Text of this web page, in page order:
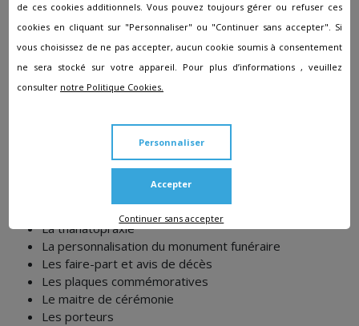
généralement compris entre 3 200 et 4 900 euros pour
une inhumation ou une crémation.
Ce tarif comprend des services obligatoires :
Les taxes d'inhumation (en fonction des villes)
Une plaque gravée avec l'identité du défunt
La thanatopraxie
La personnalisation du monument funéraire
Les faire-part et avis de décès
Les plaques commémoratives
Le maitre de cérémonie
Les porteurs
de ces cookies additionnels. Vous pouvez toujours gérer ou refuser ces
cookies en cliquant sur "Personnaliser" ou "Continuer sans accepter". Si
vous choisissez de ne pas accepter, aucun cookie soumis à consentement
ne sera stocké sur votre appareil. Pour plus d’informations , veuillez
consulter notre Politique Cookies.
Continuer sans accepter
Personnaliser
Accepter